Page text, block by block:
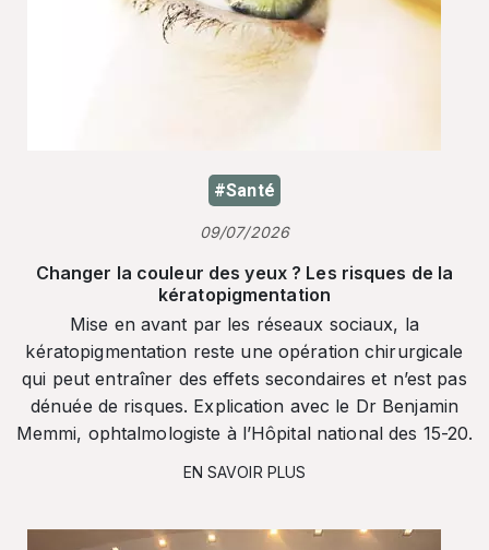
#Santé
09/07/2026
Changer la couleur des yeux ? Les risques de la
kératopigmentation
Mise en avant par les réseaux sociaux, la
kératopigmentation reste une opération chirurgicale
qui peut entraîner des effets secondaires et n’est pas
dénuée de risques. Explication avec le Dr Benjamin
Memmi, ophtalmologiste à l’Hôpital national des 15-20.
EN SAVOIR PLUS